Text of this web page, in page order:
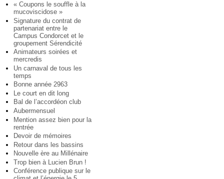
« Coupons le souffle à la
mucoviscidose »
Signature du contrat de
partenariat entre le
Campus Condorcet et le
groupement Sérendicité
Animateurs soirées et
mercredis
Un carnaval de tous les
temps
Bonne année 2963
Le court en dit long
Bal de l’accordéon club
Aubermensuel
Mention assez bien pour la
rentrée
Devoir de mémoires
Retour dans les bassins
Nouvelle ère au Millénaire
Trop bien à Lucien Brun !
Conférence publique sur le